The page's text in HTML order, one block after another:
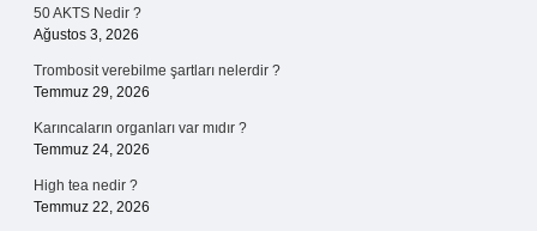
50 AKTS Nedir ?
Ağustos 3, 2026
Trombosit verebilme şartları nelerdir ?
Temmuz 29, 2026
Karıncaların organları var mıdır ?
Temmuz 24, 2026
High tea nedir ?
Temmuz 22, 2026